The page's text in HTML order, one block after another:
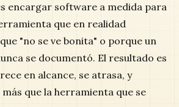
encargar software a medida para
que en realidad
"no se ve bonita" o porque un
se documentó. El resultado es
en alcance, se atrasa, y
que la herramienta que se